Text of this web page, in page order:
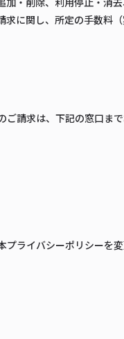
に関し、所定の手数料
請求は、下記の窓口まで
ライバシーポリシーを